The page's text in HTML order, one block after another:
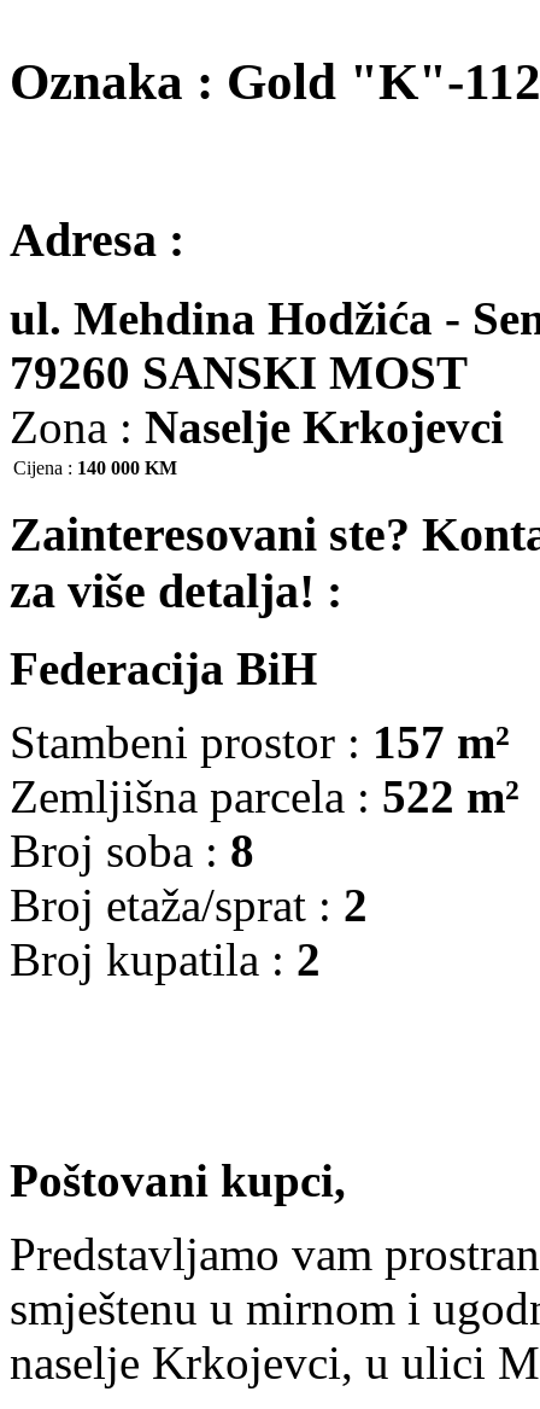
Oznaka : Gold "K"-
Adresa :
ul. Mehdina Hodžića -
79260 SANSKI MOST
Zona : Naselje Krkojevci
Cijena : 140 000 KM
Zainteresovani ste?
za više detalja! :
Federacija BiH
Stambeni prostor : 157 m²
Zemljišna parcela : 522 m²
Broj soba : 8
Broj etaža/sprat : 2
Broj kupatila : 2
Poštovani kupci,
Predstavljamo vam
smještenu u mirnom i
naselje Krkojevci, u ulici